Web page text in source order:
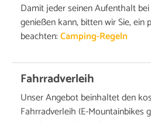
Damit jeder seinen Aufenthalt
genießen kann, bitten wir Sie, ein
beachten:Camping-Regeln
Fahrradverleih
Unser Angebot beinhaltet den
Fahrradverleih (E-Mountainbikes